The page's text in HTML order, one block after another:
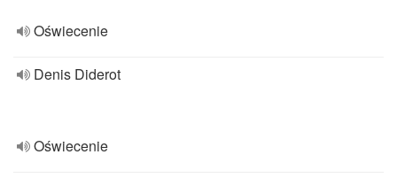
Oświecenie
Denis Diderot
Oświecenie